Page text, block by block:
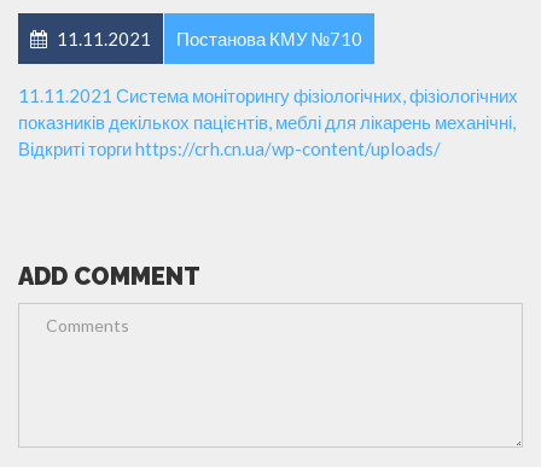
11.11.2021 Постанова КМУ №710
11.11.2021 Система моніторингу фізіологічних, фізіологічних
показників декількох пацієнтів, меблі для лікарень механічні,
Відкриті торгиhttps://crh.cn.ua/wp-content/uploads/
ADD COMMENT